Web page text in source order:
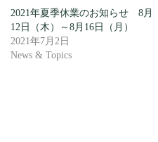
2021年夏季休業のお知らせ 8月
12日（木）～8月16日（月）
2021年7月2日
News & Topics